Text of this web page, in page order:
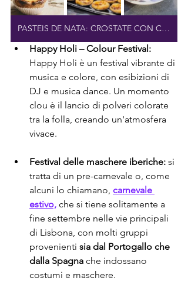
PASTEIS DE NATA: CROSTATE CON CREMA FRESCA
Happy Holi – Colour Festival:
Happy Holi è un festival vibrante di
musica e colore, con esibizioni di
DJ e musica dance. Un momento
clou è il lancio di polveri colorate
tra la folla, creando un'atmosfera
vivace.
Festival delle maschere iberiche: si
tratta di un pre-carnevale o, come
alcuni lo chiamano, carnevale
estivo, che si tiene solitamente a
fine settembre nelle vie principali
di Lisbona, con molti gruppi
provenienti sia dal Portogallo che
dalla Spagna che indossano
costumi e maschere.